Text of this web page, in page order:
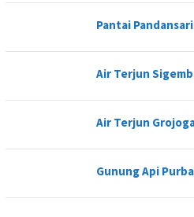
Pantai Pandansari
Air Terjun
Air Terjun
Gunung Api